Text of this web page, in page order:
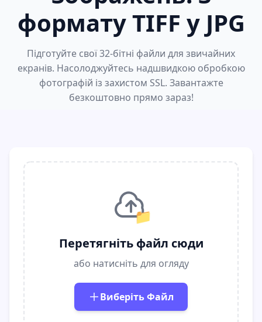
формату TIFF у JPG
Підготуйте свої 32-бітні файли для звичайних
екранів. Насолоджуйтесь надшвидкою обробкою
фотографій із захистом SSL. Завантажте
безкоштовно прямо зараз!
📁
Перетягніть файл сюди
або натисніть для огляду
Виберіть Файл